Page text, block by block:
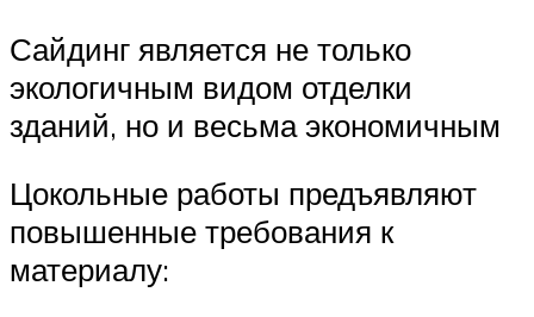
Сайдинг является не только
экологичным видом отделки
зданий, но и весьма экономичным
Цокольные работы предъявляют
повышенные требования к
материалу: